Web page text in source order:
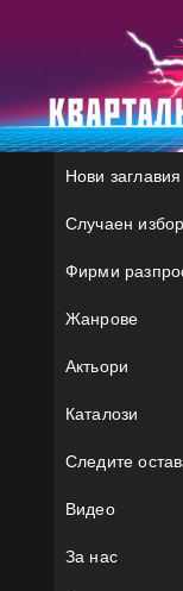
Нови заглавия
Случаен избор
Фирми
Жанрове
Актьори
Каталози
Следите
Видео
За нас